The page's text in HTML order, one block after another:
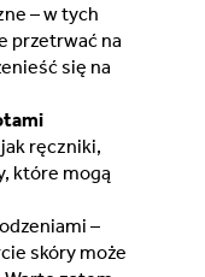
– w tych
przetrwać na
się na
ręczniki,
które mogą
–
skóry może